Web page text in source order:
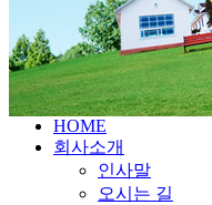
HOME
회사소개
인사말
오시는 길